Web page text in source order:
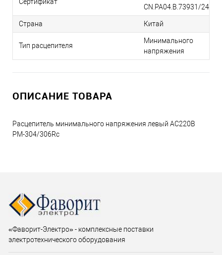
Сертификат
CN.РА04.В.73931/24
Страна Китай
Тип расцепителя
Минимального
напряжения
ОПИСАНИЕ ТОВАРА
Расцепитель минимального напряжения левый AC220В
РМ-304/306Rc
«Фаворит-Электро» - комплексные поставки
электротехнического оборудования